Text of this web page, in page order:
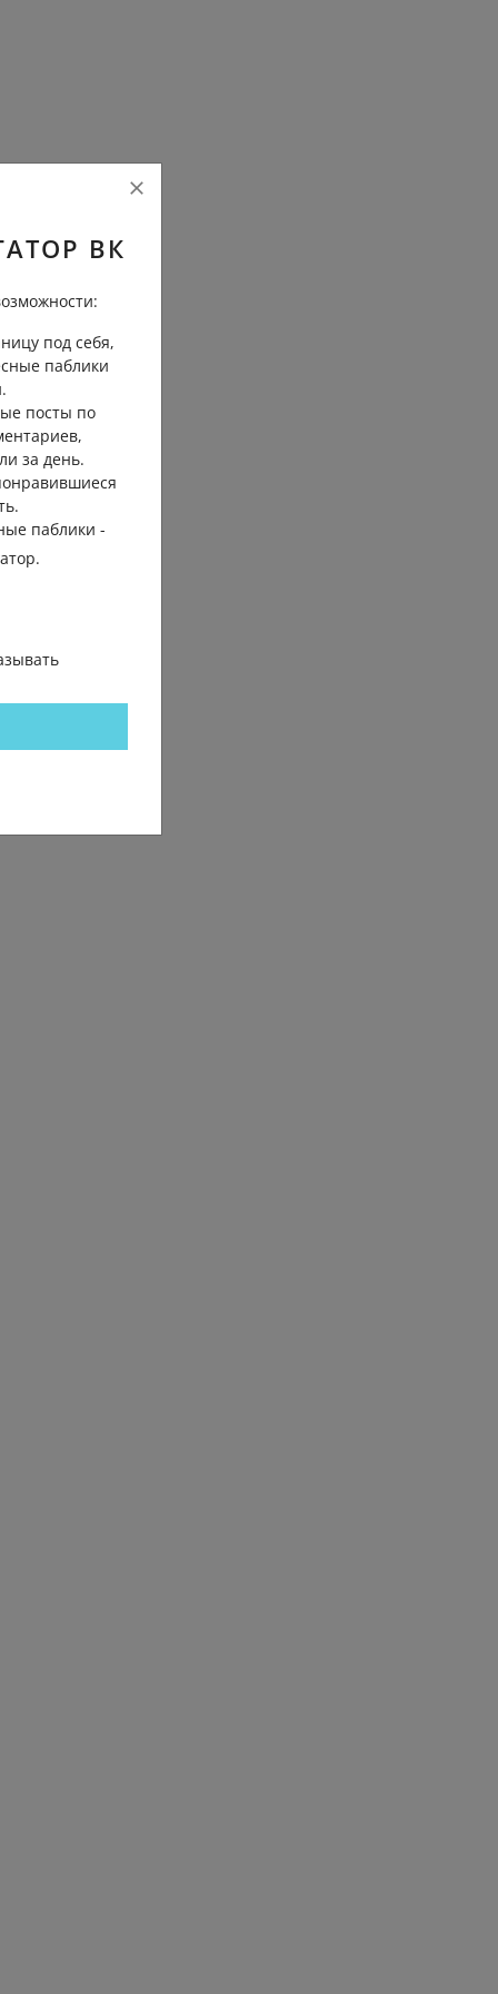
ВК
под себя,
паблики
посты по
за день.
паблики -